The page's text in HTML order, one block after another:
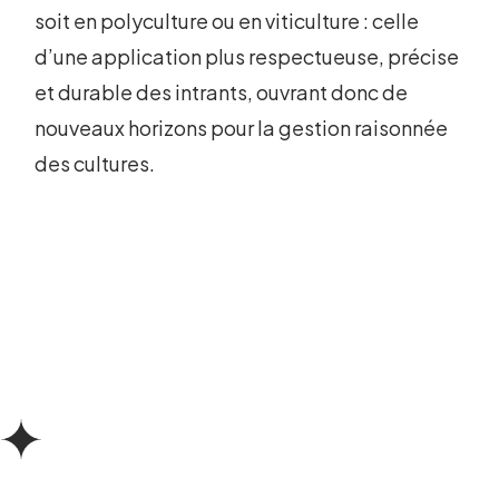
soit en polyculture ou en viticulture : celle
d’une application plus respectueuse, précise
et durable des intrants, ouvrant donc de
nouveaux horizons pour la gestion raisonnée
des cultures.